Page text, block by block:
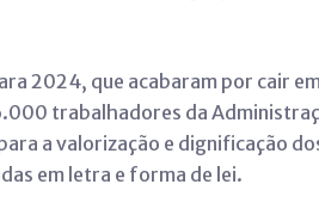
2024, que acabaram por cair
trabalhadores da
a valorização e dignificação
em letra e forma de lei.